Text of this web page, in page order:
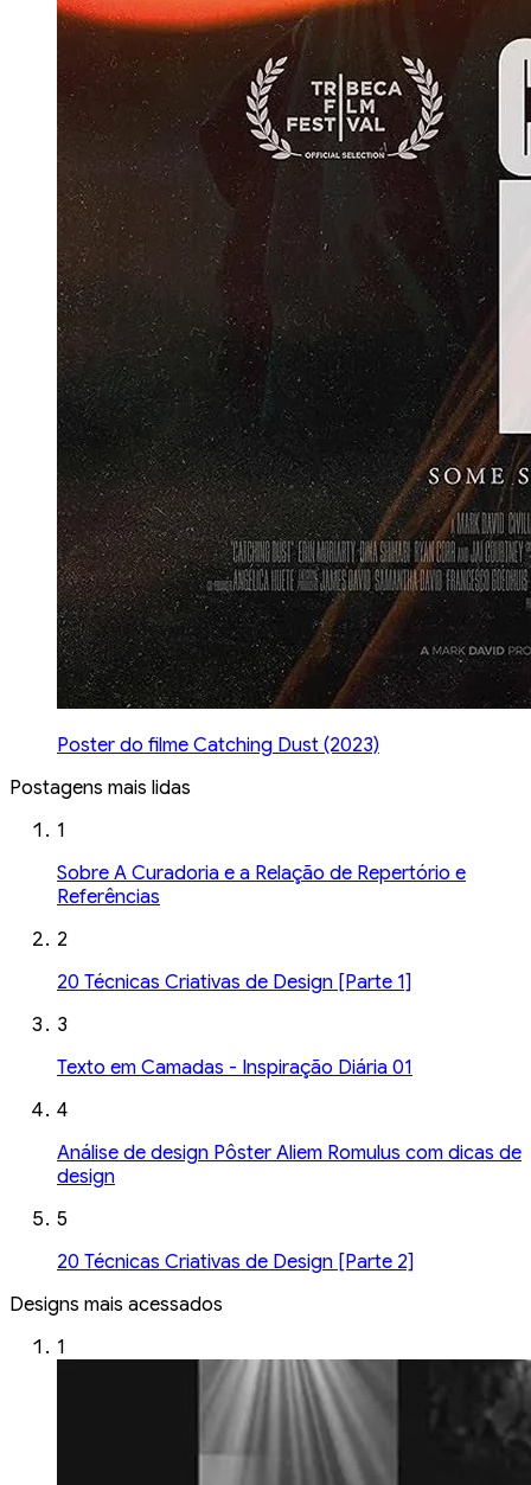
Poster do filme Catching Dust (2023)
Postagens mais lidas
1
Sobre A Curadoria e a Relação de Repertório e
Referências
2
20 Técnicas Criativas de Design [Parte 1]
3
Texto em Camadas - Inspiração Diária 01
4
Análise de design Pôster Aliem Romulus com dicas de
design
5
20 Técnicas Criativas de Design [Parte 2]
Designs mais acessados
1